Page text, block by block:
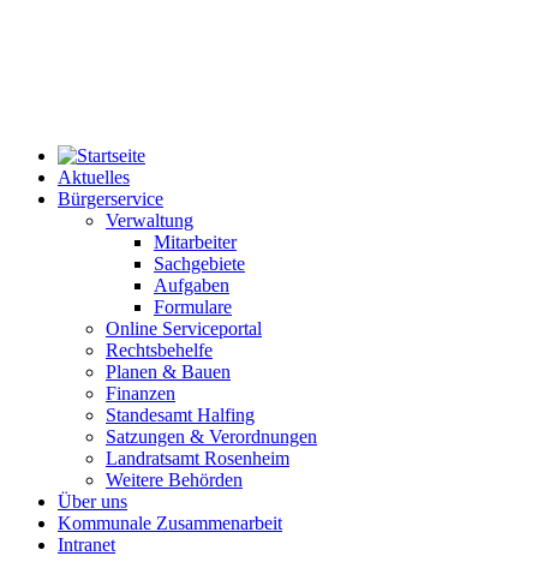
Aktuelles
Bürgerservice
Verwaltung
Mitarbeiter
Sachgebiete
Aufgaben
Formulare
Online Serviceportal
Rechtsbehelfe
Planen & Bauen
Finanzen
Standesamt Halfing
Satzungen & Verordnungen
Landratsamt Rosenheim
Weitere Behörden
Über uns
Kommunale Zusammenarbeit
Intranet